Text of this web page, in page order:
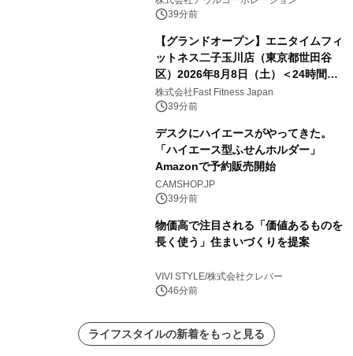
苑 別邸ふうか」ー
39分前
【グランドオープン】エニタイムフィ
ットネス二子玉川店（東京都世田谷
区）2026年8月8日（土）＜24時間年
中無休のフィットネスジム＞
株式会社Fast Fitness Japan
39分前
デスクにハイエースがやってきた。
「ハイエース型ふせんホルダー」
Amazonで予約販売開始
CAMSHOP.JP
39分前
物価高で注目される「価値あるものを
長く使う」住まいづくりを提案
VIVI STYLE/株式会社クレバー
46分前
ライフスタイルの新着をもっと見る